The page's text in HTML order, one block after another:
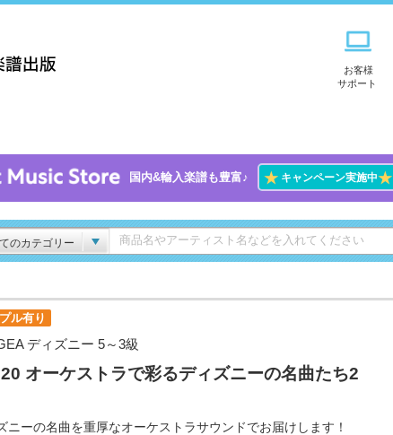
お客様
サポート
国内&輸入楽譜も豊富♪ ★キャンペーン実施中★
のカテゴリー
ル有り
ディズニー 5～3級
オーケストラで彩るディズニーの名曲たち2
ニーの名曲を重厚なオーケストラサウンドでお届けします！